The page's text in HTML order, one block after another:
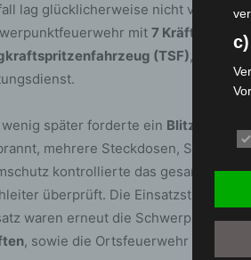
lag glücklicherweise nicht vor. Im
mit 7 Kräften
,
(TSF), einem
wenig später forderte ein
mehrere Steckdosen, Schalter
kontrollierte das gesamte
überprüft. Die Einsatzstelle
waren erneut die
, sowie die Ortsfeuerwehr Heessel